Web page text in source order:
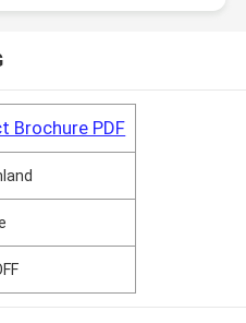
Brochure PDF